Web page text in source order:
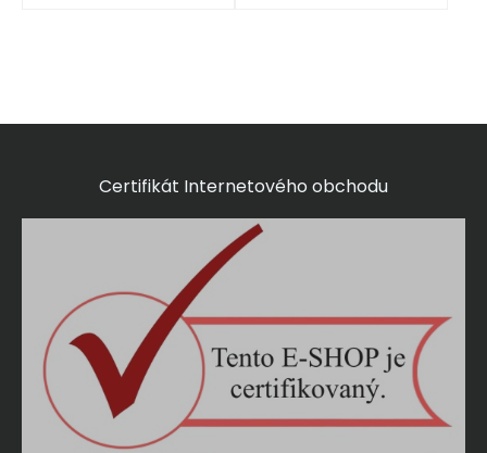
Certifikát Internetového obchodu